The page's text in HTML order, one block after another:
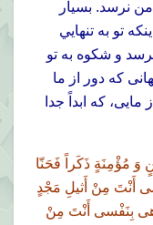
نرسد. بسيار
تو به تنهايي
و شكوه به تو
كه دور از ما
كه ابداً جدا
وَ مُؤْمِنَةٍ ذَكَراً فَحَنّا
أَنْتَ مِنْ أَثيلِ مَجْدٍ
بِنَفْسى أَنْتَ مِنْ